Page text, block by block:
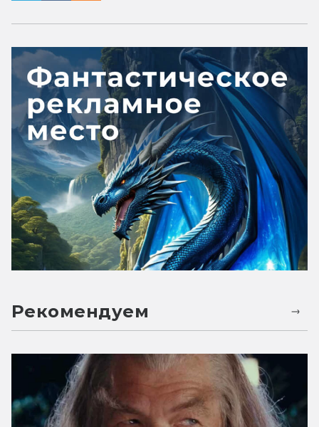
Рекомендуем